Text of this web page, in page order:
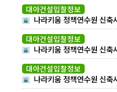
대아건설입찰정보
나라키움 정책연수원 신축
대아건설입찰정보
나라키움 정책연수원 신축
대아건설입찰정보
나라키움 정책연수원 신축